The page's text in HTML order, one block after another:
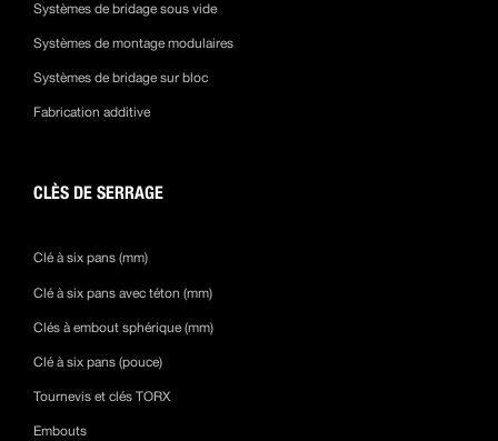
Systèmes de bridage sous vide
Systèmes de montage modulaires
Systèmes de bridage sur bloc
Fabrication additive
CLÈS DE SERRAGE
Clé à six pans (mm)
Clé à six pans avec téton (mm)
Clés à embout sphérique (mm)
Clé à six pans (pouce)
Tournevis et clés TORX
Embouts